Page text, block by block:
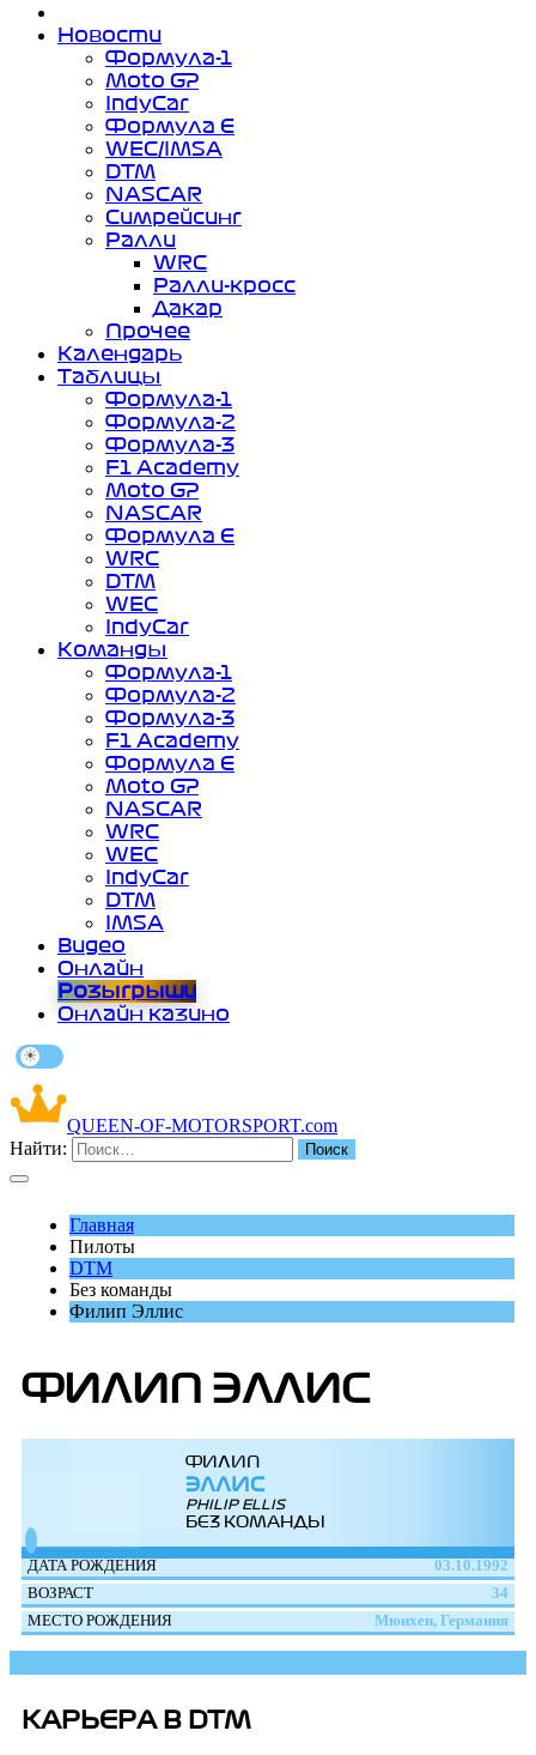
Новости
Формула-1
Moto GP
IndyCar
Формула Е
WEC/IMSA
DTM
NASCAR
Симрейсинг
Ралли
WRC
Ралли-кросс
Дакар
Прочее
Календарь
Таблицы
Формула-1
Формула-2
Формула-3
F1 Academy
Moto GP
NASCAR
Формула Е
WRC
DTM
WEC
IndyCar
Команды
Формула-1
Формула-2
Формула-3
F1 Academy
Формула Е
Moto GP
NASCAR
WRC
WEC
IndyCar
DTM
IMSA
Видео
Онлайн
Розыгрыши
Онлайн казино
QUEEN-OF-MOTORSPORT.com
Найти:
Главная
Пилоты
DTM
Без команды
Филип Эллис
ФИЛИП ЭЛЛИС
ФИЛИП
ЭЛЛИС
PHILIP ELLIS
БЕЗ КОМАНДЫ
ДАТА РОЖДЕНИЯ
03.10.1992
ВОЗРАСТ
34
МЕСТО РОЖДЕНИЯ
Мюнхен, Германия
КАРЬЕРА В DTM